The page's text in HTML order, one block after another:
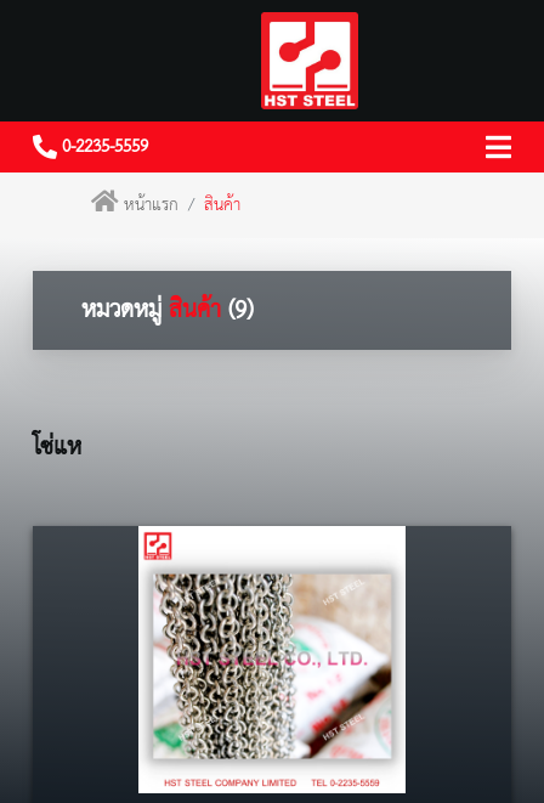
0-2235-5559
หน้าแรก
สินค้า
หมวดหมู่สินค้า(9)
โซ่แห